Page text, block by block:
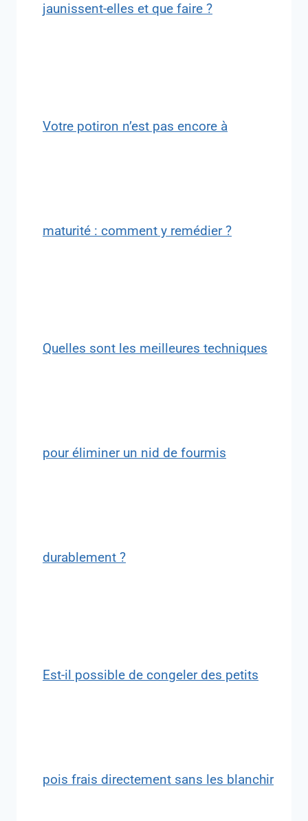
jaunissent-elles et que faire ?
Votre potiron n’est pas encore à
maturité : comment y remédier ?
Quelles sont les meilleures techniques
pour éliminer un nid de fourmis
durablement ?
Est-il possible de congeler des petits
pois frais directement sans les blanchir